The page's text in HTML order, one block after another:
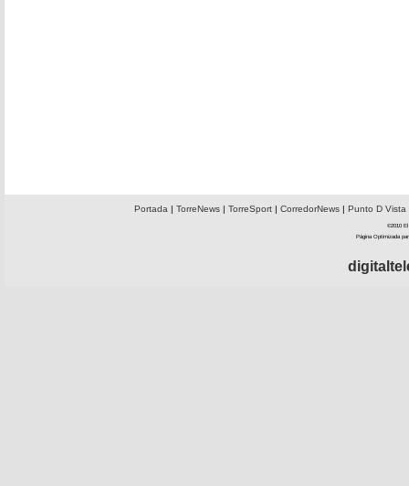
Portada | TorreNews| TorreSport| CorredorNews| Punto D Vista
©2010 El
Página Optimizada